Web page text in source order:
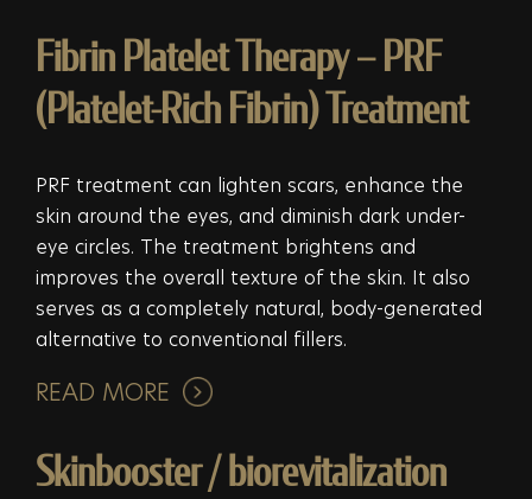
Fibrin Platelet Therapy – PRF
(Platelet-Rich Fibrin) Treatment
PRF treatment can lighten scars, enhance the
skin around the eyes, and diminish dark under-
eye circles. The treatment brightens and
improves the overall texture of the skin. It also
serves as a completely natural, body-generated
alternative to conventional fillers.
READ MORE
Skinbooster / biorevitalization